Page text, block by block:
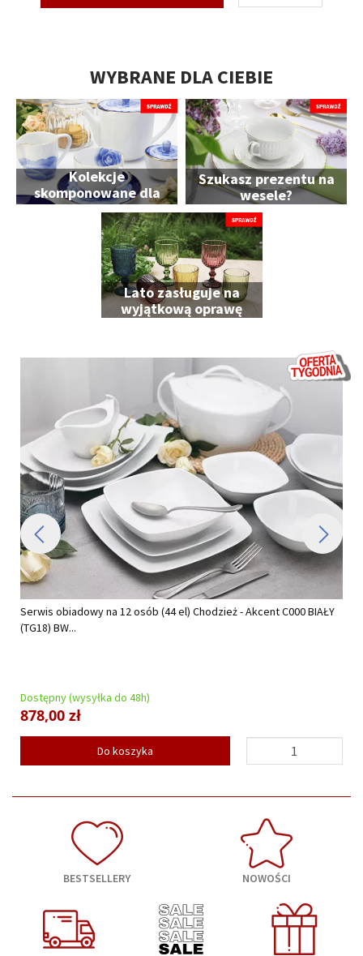
WYBRANE DLA CIEBIE
Kolekcje
skomponowane dla
Ciebie
Szukasz prezentu na
wesele?
Lato zasługuje na
wyjątkową oprawę
Serwis obiadowy na 12 osób (44 el) Chodzież - Akcent C000 BIAŁY
(TG18) BW...
Dostępny (wysyłka do 48h)
878,00 zł
Do koszyka
BESTSELLERY NOWOŚCI